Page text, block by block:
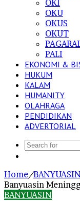
OKI
OKU
OKUS
OKUT
PALI
EKONOMI &
HUKUM
KALAM
HUMANITY
OLAHRAGA
PENDIDIKAN
ADVERTORIAL
Home/
Banyuasin
BANYUASIN